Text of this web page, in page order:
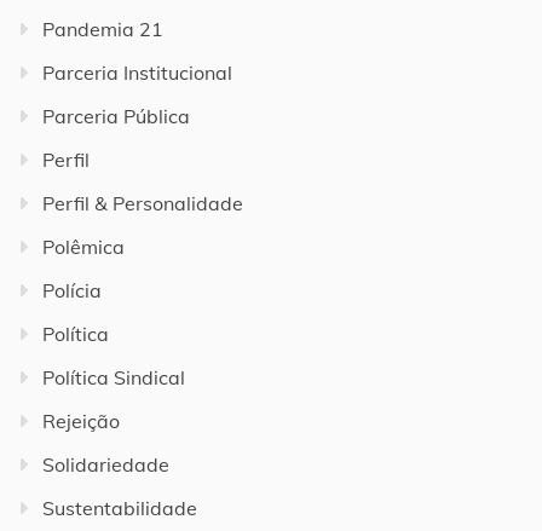
Pandemia 21
Parceria Institucional
Parceria Pública
Perfil
Perfil & Personalidade
Polêmica
Polícia
Política
Política Sindical
Rejeição
Solidariedade
Sustentabilidade